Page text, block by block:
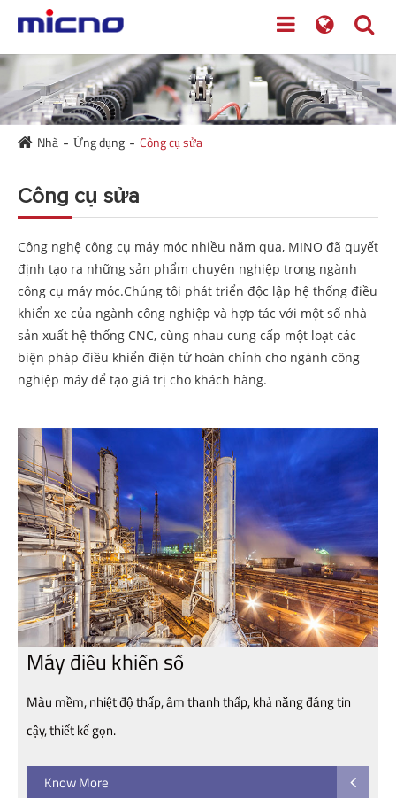
Nhà Ứng dụng Công cụ sửa
Công cụ sửa
Công nghệ công cụ máy móc nhiều năm qua, MINO đã quyết
định tạo ra những sản phẩm chuyên nghiệp trong ngành
công cụ máy móc.Chúng tôi phát triển độc lập hệ thống điều
khiển xe của ngành công nghiệp và hợp tác với một số nhà
sản xuất hệ thống CNC, cùng nhau cung cấp một loạt các
biện pháp điều khiển điện tử hoàn chỉnh cho ngành công
nghiệp máy để tạo giá trị cho khách hàng.
Máy điều khiển số
Màu mềm, nhiệt độ thấp, âm thanh thấp, khả năng đáng tin
cậy, thiết kế gọn.
Know More